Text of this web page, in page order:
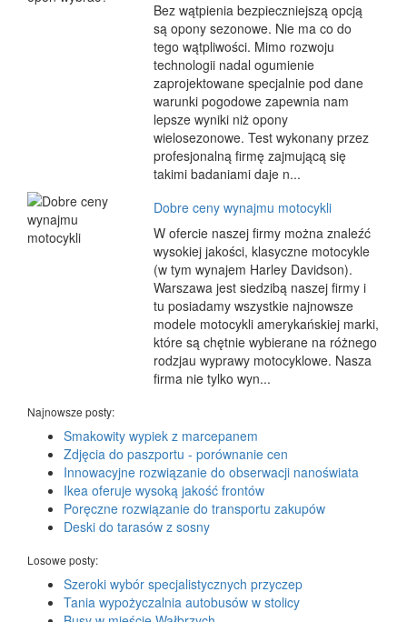
Bez wątpienia bezpieczniejszą opcją
są opony sezonowe. Nie ma co do
tego wątpliwości. Mimo rozwoju
technologii nadal ogumienie
zaprojektowane specjalnie pod dane
warunki pogodowe zapewnia nam
lepsze wyniki niż opony
wielosezonowe. Test wykonany przez
profesjonalną firmę zajmującą się
takimi badaniami daje n...
Dobre ceny wynajmu motocykli
W ofercie naszej firmy można znaleźć
wysokiej jakości, klasyczne motocykle
(w tym wynajem Harley Davidson).
Warszawa jest siedzibą naszej firmy i
tu posiadamy wszystkie najnowsze
modele motocykli amerykańskiej marki,
które są chętnie wybierane na różnego
rodzjau wyprawy motocyklowe. Nasza
firma nie tylko wyn...
Najnowsze posty:
Smakowity wypiek z marcepanem
Zdjęcia do paszportu - porównanie cen
Innowacyjne rozwiązanie do obserwacji nanoświata
Ikea oferuje wysoką jakość frontów
Poręczne rozwiązanie do transportu zakupów
Deski do tarasów z sosny
Losowe posty:
Szeroki wybór specjalistycznych przyczep
Tania wypożyczalnia autobusów w stolicy